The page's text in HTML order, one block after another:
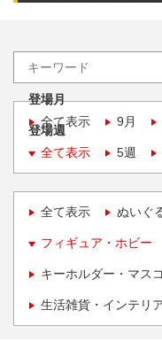
登場月
全て表示
9月
登場週
全て表示
5週
全て表示 ぬいぐ
フィギュア・ホビー
キーホルダー・マス
生活雑貨・インテリ